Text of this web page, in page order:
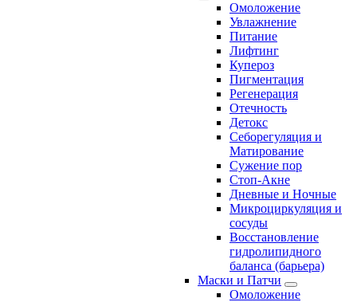
Омоложение
Увлажнение
Питание
Лифтинг
Купероз
Пигментация
Регенерация
Отечность
Детокс
Себорегуляция и
Матирование
Сужение пор
Стоп-Акне
Дневные и Ночные
Микроциркуляция и
сосуды
Восстановление
гидролипидного
баланса (барьера)
Маски и Патчи
Омоложение